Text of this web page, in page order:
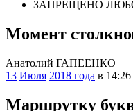
ЗАПРЕЩЕНО
Момент
Анатолий ГАПЕЕНКО
13 Июля 2018 года в 14:26
Маршрутку